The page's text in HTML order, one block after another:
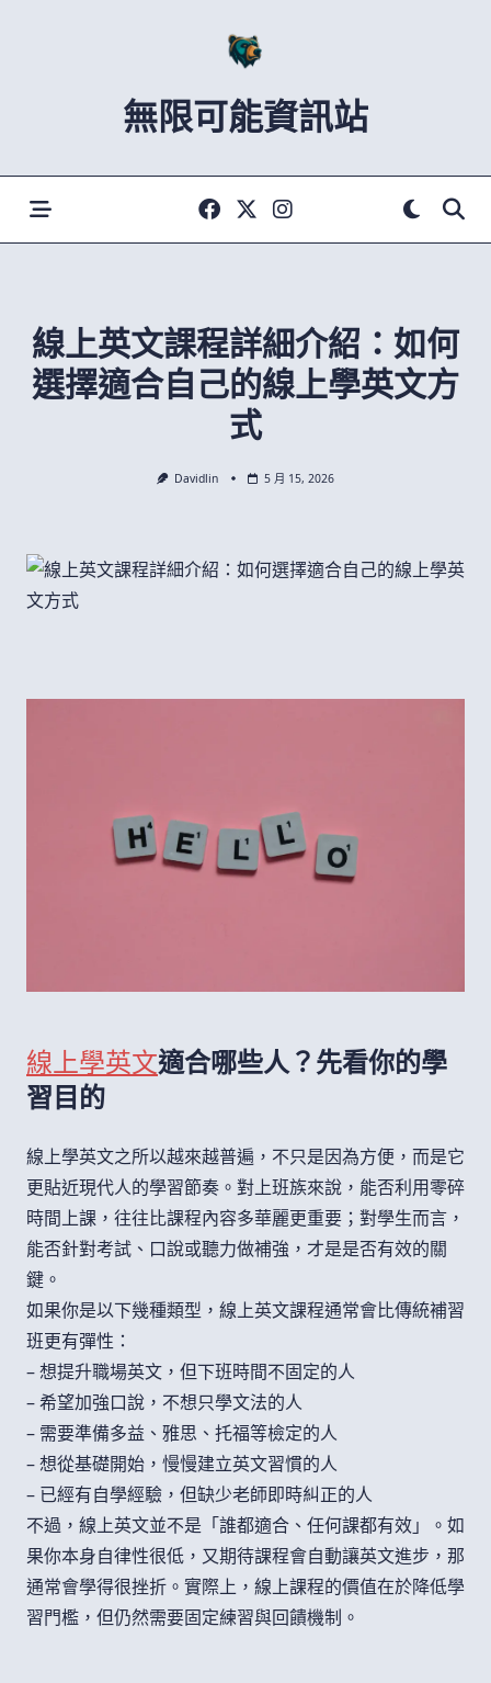
無限可能資訊站
線上英文課程詳細介紹：如何
選擇適合自己的線上學英文方
式
Davidlin 5 月 15, 2026
線上學英文適合哪些人？先看你的學
習目的
線上學英文之所以越來越普遍，不只是因為方便，而是它
更貼近現代人的學習節奏。對上班族來說，能否利用零碎
時間上課，往往比課程內容多華麗更重要；對學生而言，
能否針對考試、口說或聽力做補強，才是是否有效的關
鍵。
如果你是以下幾種類型，線上英文課程通常會比傳統補習
班更有彈性：
– 想提升職場英文，但下班時間不固定的人
– 希望加強口說，不想只學文法的人
– 需要準備多益、雅思、托福等檢定的人
– 想從基礎開始，慢慢建立英文習慣的人
– 已經有自學經驗，但缺少老師即時糾正的人
不過，線上英文並不是「誰都適合、任何課都有效」。如
果你本身自律性很低，又期待課程會自動讓英文進步，那
通常會學得很挫折。實際上，線上課程的價值在於降低學
習門檻，但仍然需要固定練習與回饋機制。